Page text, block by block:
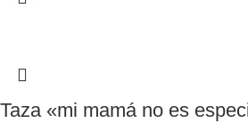
Taza «mi mamá no es